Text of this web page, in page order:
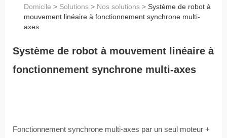
Domicile > Solutions > Nos solutions > Système de robot à
mouvement linéaire à fonctionnement synchrone multi-
axes
Système de robot à mouvement linéaire à
fonctionnement synchrone multi-axes
Fonctionnement synchrone multi-axes par un seul moteur +